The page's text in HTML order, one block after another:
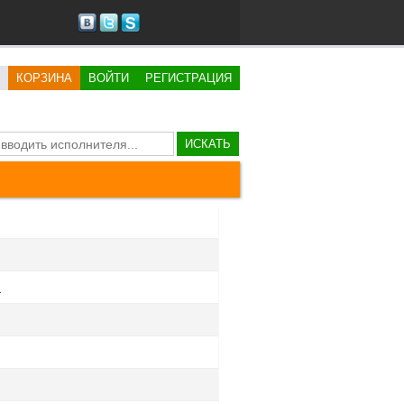
КОРЗИНА ВОЙТИ РЕГИСТРАЦИЯ
ИСКАТЬ